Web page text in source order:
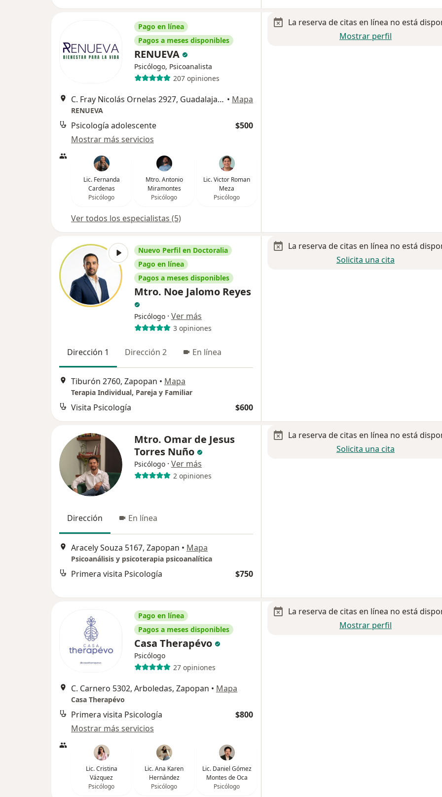
Pago en línea
Pagos a meses disponibles
RENUEVA
Psicólogo, Psicoanalista
207 opiniones
C. Fray Nicolás Ornelas 2927, Guadalajara • Mapa
RENUEVA
Psicología adolescente
$500
Mostrar más servicios
Lic. Fernanda
Cardenas
Psicólogo
Mtro. Antonio
Miramontes
Psicólogo
Lic. Victor Roman
Meza
Psicólogo
Ver todos los especialistas (5)
La reserva de citas en línea no está
Mostrar perfil
Nuevo Perfil en Doctoralia
Pago en línea
Pagos a meses disponibles
Mtro. Noe Jalomo Reyes
Psicólogo · Ver más
3 opiniones
Dirección 1 Dirección 2 En línea
Tiburón 2760, Zapopan • Mapa
Terapia Individual, Pareja y Familiar
Visita Psicología $600
La reserva de citas en línea no está
Solicita una cita
Mtro. Omar de Jesus
Torres Nuño
Psicólogo · Ver más
2 opiniones
Dirección En línea
Aracely Souza 5167, Zapopan • Mapa
Psicoanálisis y psicoterapia psicoanalítica
Primera visita Psicología $750
La reserva de citas en línea no está
Solicita una cita
Pago en línea
Pagos a meses disponibles
Casa Therapévo
Psicólogo
27 opiniones
C. Carnero 5302, Arboledas, Zapopan • Mapa
Casa Therapévo
Primera visita Psicología
$800
Mostrar más servicios
Lic. Cristina
Vázquez
Psicólogo
Lic. Ana Karen
Hernández
Psicólogo
Lic. Daniel Gómez
Montes de Oca
Psicólogo
La reserva de citas en línea no está
Mostrar perfil